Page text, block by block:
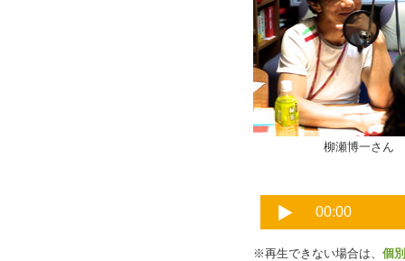
柳瀬博一
※再生できない場合は、 個